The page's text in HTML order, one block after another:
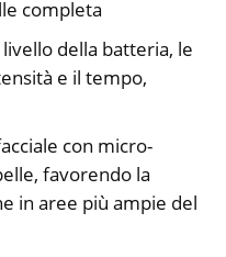
completa
della batteria, le
e il tempo,
con micro-
favorendo la
in aree più ampie del